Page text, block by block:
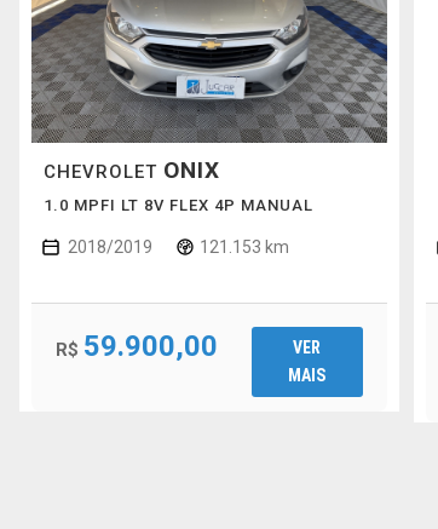
CHEVROLET ONIX
1.0 MPFI LT 8V FLEX 4P MANUAL
2018/2019 121.153 km
R$ 59.900,00
VER
MAIS